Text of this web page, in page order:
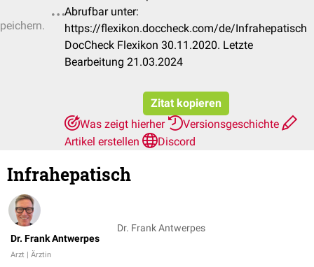
Abrufbar unter:
https://flexikon.doccheck.com/de/Infrahepatisch
DocCheck Flexikon 30.11.2020. Letzte
Bearbeitung 21.03.2024
Zitat kopieren
Was zeigt hierher
Versionsgeschichte
Artikel erstellen
Discord
Infrahepatisch
Dr. Frank Antwerpes
Arzt | Ärztin
Dr. Frank Antwerpes